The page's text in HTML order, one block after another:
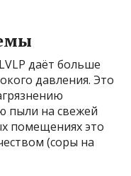
даёт больше
давления. Это
пыли на свежей
помещениях это
(соры на